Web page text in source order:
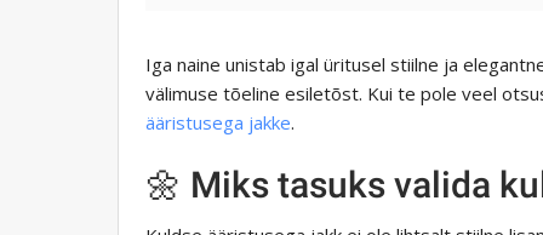
Iga naine unistab igal üritusel stiilne ja
välimuse tõeline esiletõst. Kui te pole veel
ääristusega jakke.
🌼 Miks tasuks valida